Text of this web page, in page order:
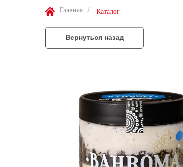
Главная / Каталог
Вернуться назад